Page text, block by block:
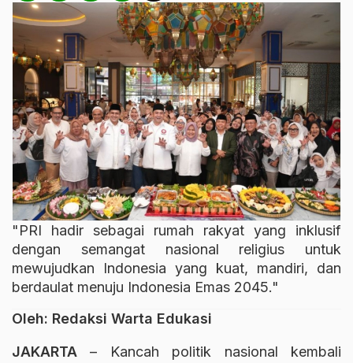
"PRI hadir sebagai rumah rakyat yang inklusif
dengan semangat nasional religius untuk
mewujudkan Indonesia yang kuat, mandiri, dan
berdaulat menuju Indonesia Emas 2045."
Oleh: Redaksi Warta Edukasi
JAKARTA – Kancah politik nasional kembali